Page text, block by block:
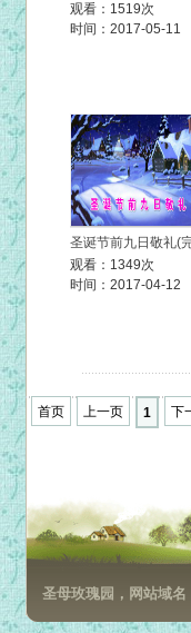
观看：1519次
时间：2017-05-11
圣诞节前九日敬礼(
观看：1349次
时间：2017-04-12
首页 上一页 1 下
圣母玫瑰园，网站域